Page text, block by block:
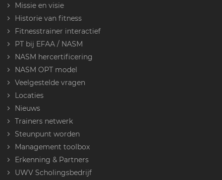
Missie en visie
Historie van fitness
Fitnesstrainer interactief
PT bij EFAA / NASM
NASM hercertificering
NASM OPT model
Veelgestelde vragen
Locaties
Nieuws
Trainers netwerk
Steunpunt worden
Management toolbox
Erkenning & Partners
UWV Scholingsbedrijf